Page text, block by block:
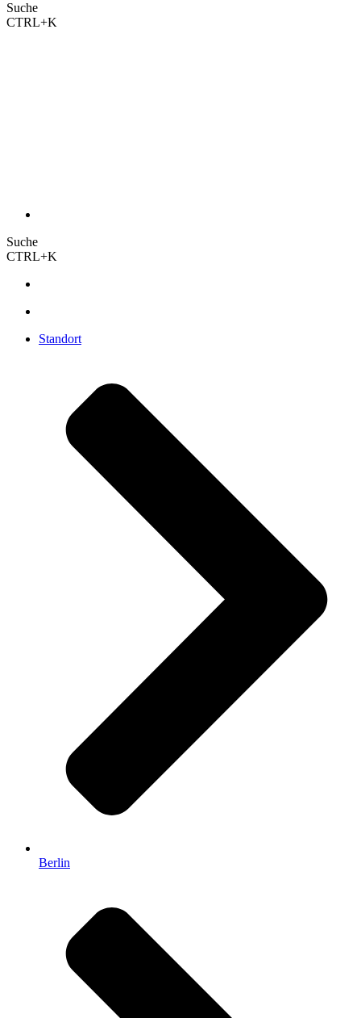
Suche
CTRL+K
Suche
CTRL+K
Standort
Berlin